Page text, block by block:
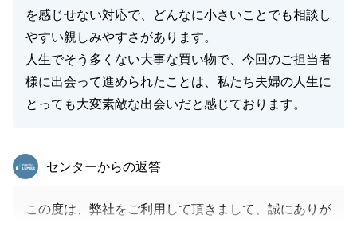
を感じせない対応で、どんなに小さいことでも相談し
やすい親しみやすさがあります。
人生でそう多くない大事な買い物で、今回のご担当者
様に出会って進められたことは、私たち夫婦の人生に
とっても大変素敵な出会いだと感じております。
東急リバブル
センターからの返答
この度は、弊社をご利用して頂きまして、誠にありが